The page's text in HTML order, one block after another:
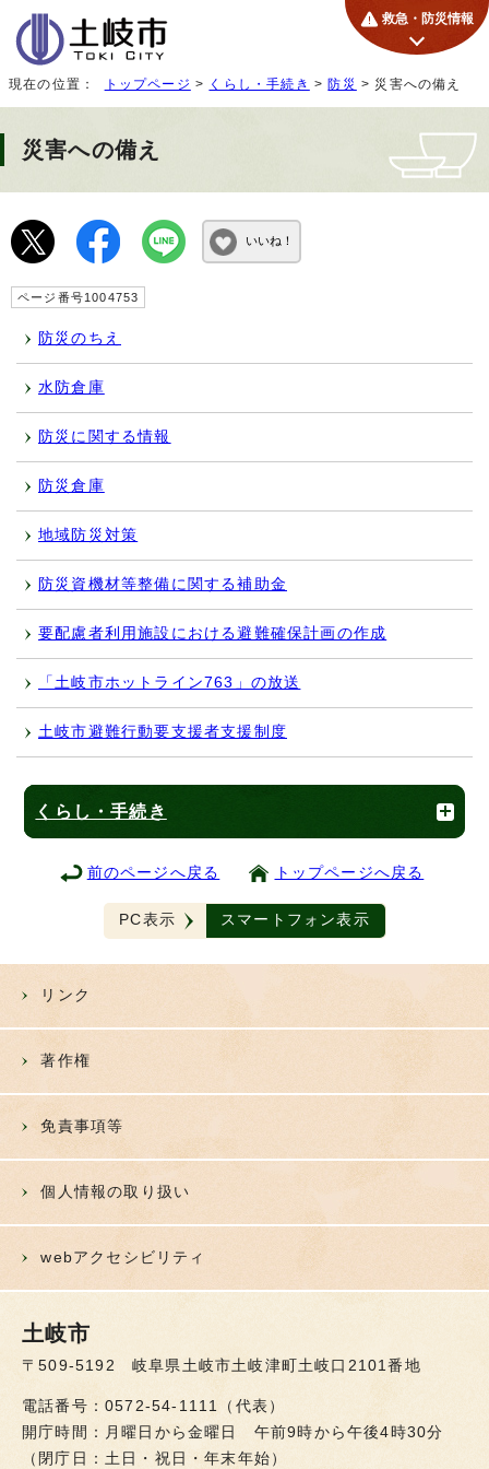
救急・防災情報
現在の位置： トップページ > くらし・手続き >防災 > 災害への備え
災害への備え
いいね！
ページ番号1004753
防災のちえ
水防倉庫
防災に関する情報
防災倉庫
地域防災対策
防災資機材等整備に関する補助金
要配慮者利用施設における避難確保計画の作成
「土岐市ホットライン763」の放送
土岐市避難行動要支援者支援制度
くらし・手続き
前のページへ戻る トップページへ戻る
PC表示 スマートフォン表示
リンク
著作権
免責事項等
個人情報の取り扱い
webアクセシビリティ
土岐市
〒509-5192 岐阜県土岐市土岐津町土岐口2101番地
電話番号：0572-54-1111（代表）
開庁時間：月曜日から金曜日 午前9時から午後4時30分
（閉庁日：土日・祝日・年末年始）